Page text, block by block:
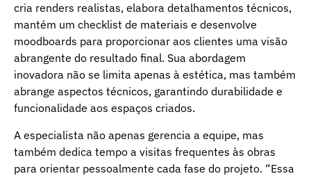
cria renders realistas, elabora detalhamentos técnicos,
mantém um checklist de materiais e desenvolve
moodboards para proporcionar aos clientes uma visão
abrangente do resultado final. Sua abordagem
inovadora não se limita apenas à estética, mas também
abrange aspectos técnicos, garantindo durabilidade e
funcionalidade aos espaços criados.
A especialista não apenas gerencia a equipe, mas
também dedica tempo a visitas frequentes às obras
para orientar pessoalmente cada fase do projeto. “Essa